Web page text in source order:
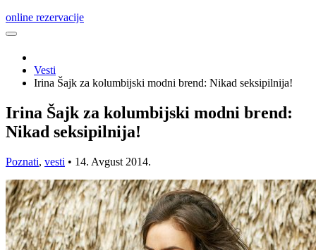
online rezervacije
Vesti
Irina Šajk za kolumbijski modni brend: Nikad seksipilnija!
Irina Šajk za kolumbijski modni brend:
Nikad seksipilnija!
Poznati, vesti • 14. Avgust 2014.